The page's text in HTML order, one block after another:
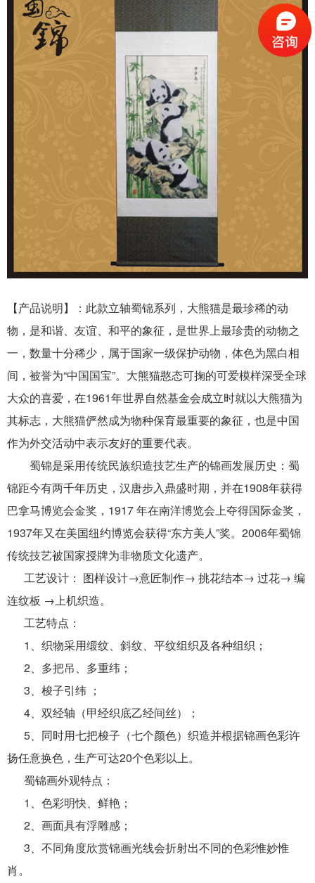
【产品说明】：此款立轴蜀锦系列 ，大熊猫是最珍稀的动
物，是和谐、友谊、和平的象征，是世界上最珍贵的动物之
一，数量十分稀少，属于国家一级保护动物，体色为黑白相
间，被誉为“中国国宝”。大熊猫憨态可掬的可爱模样深受全球
大众的喜爱，在1961年世界自然基金会成立时就以大熊猫为
其标志，大熊猫俨然成为物种保育最重要的象征，也是中国
作为外交活动中表示友好的重要代表。
蜀锦是采用传统民族织造技艺生产的锦画发展历史： 蜀
锦距今有两千年历史，汉唐步入鼎盛时期，并在1908年获得
巴拿马博览会金奖，1917 年在南洋博览会上夺得国际金奖，
1937年又在美国纽约博览会获得“东方美人”奖。2006年蜀锦
传统技艺被国家授牌为非物质文化遗产。
工艺设计： 图样设计→意匠制作→ 挑花结本→ 过花→ 编
连纹板 →上机织造。
工艺特点：
1、织物采用缎纹、斜纹、平纹组织及各种组织；
2、多把吊、多重纬；
3、梭子引纬 ；
4、双经轴（甲经织底乙经间丝）；
5、同时用七把梭子（七个颜色）织造并根据锦画色彩许
扬任意换色，生产可达20个色彩以上。
蜀锦画外观特点：
1、色彩明快、鲜艳；
2、画面具有浮雕感；
3、不同角度欣赏锦画光线会折射出不同的色彩惟妙惟
肖。